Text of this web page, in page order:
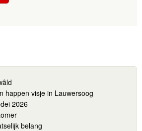
happen visje in Lauwersoog
2026
belang